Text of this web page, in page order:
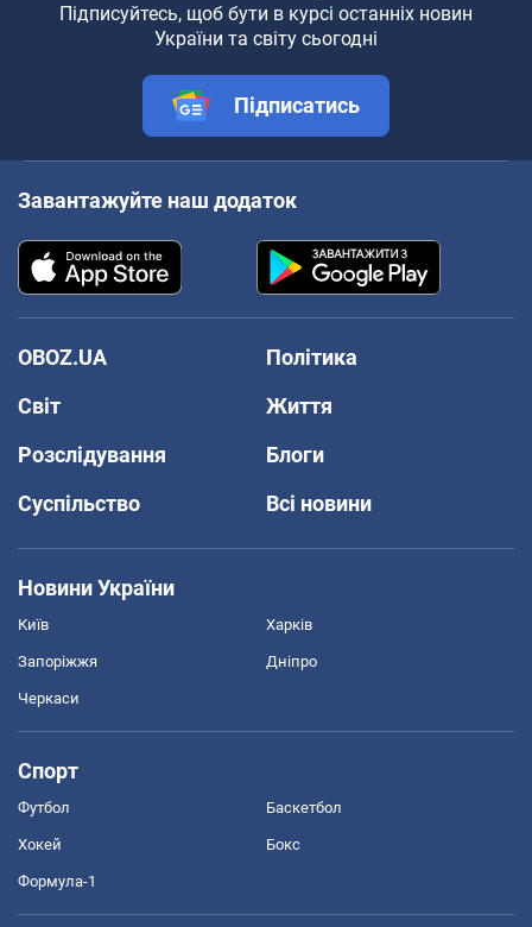
Підписуйтесь, щоб бути в курсі останніх новин
України та світу сьогодні
Підписатись
Завантажуйте наш додаток
OBOZ.UA
Політика
Світ
Життя
Розслідування
Блоги
Суспільство
Всі новини
Новини України
Київ Харків
Запоріжжя Дніпро
Черкаси
Спорт
Футбол Баскетбол
Хокей Бокс
Формула-1